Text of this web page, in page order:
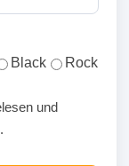
Black Rock
und